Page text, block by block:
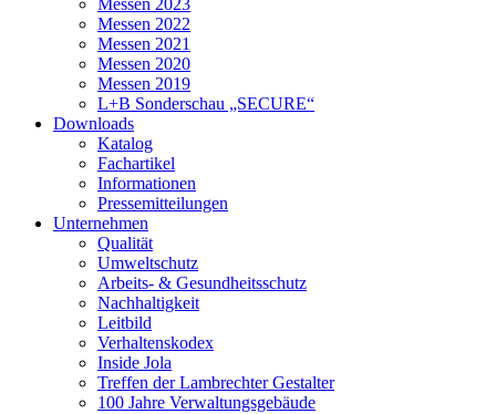
Messen 2023
Messen 2022
Messen 2021
Messen 2020
Messen 2019
L+B Sonderschau „SECURE“
Downloads
Katalog
Fachartikel
Informationen
Pressemitteilungen
Unternehmen
Qualität
Umweltschutz
Arbeits- & Gesundheitsschutz
Nachhaltigkeit
Leitbild
Verhaltenskodex
Inside Jola
Treffen der Lambrechter Gestalter
100 Jahre Verwaltungsgebäude